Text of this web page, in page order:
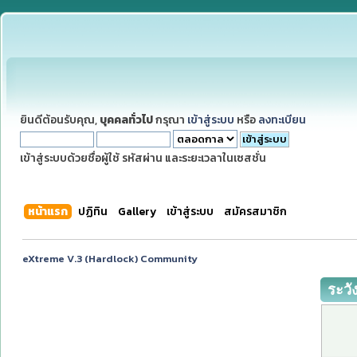
ยินดีต้อนรับคุณ, บุคคลทั่วไปกรุณา เข้าสู่ระบบ หรือ ลงทะเบียน
เข้าสู่ระบบด้วยชื่อผู้ใช้ รหัสผ่าน และระยะเวลาในเซสชั่น
หน้าแรก ปฏิทิน Gallery เข้าสู่ระบบ สมัครสมาชิก
eXtreme V.3 (Hardlock) Community
ระวั